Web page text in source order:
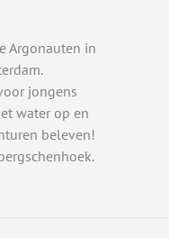
Argonauten in
jongens
water op en
beleven!